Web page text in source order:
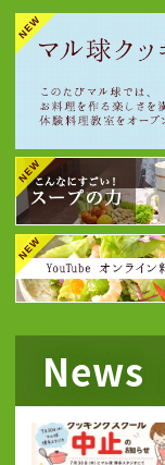
News